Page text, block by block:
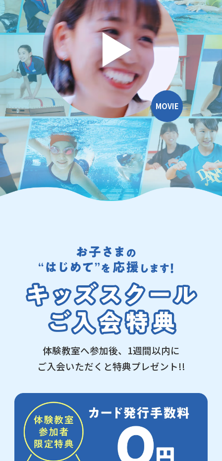
MOVIE
体験教室へ参加後、1週間以内に
ご入会いただくと特典プレゼント!!